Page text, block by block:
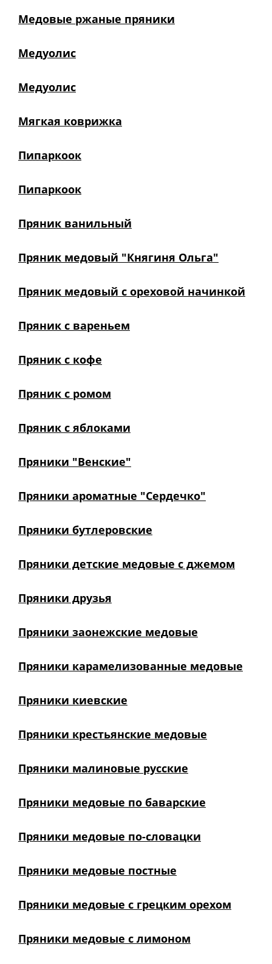
Медовые ржаные пряники
Медуолис
Медуолис
Мягкая коврижка
Пипаркоок
Пипаркоок
Пряник ванильный
Пряник медовый "Княгиня Ольга"
Пряник медовый с ореховой начинкой
Пряник с вареньем
Пряник с кофе
Пряник с ромом
Пряник с яблоками
Пряники "Венские"
Пряники ароматные "Сердечко"
Пряники бутлеровские
Пряники детские медовые с джемом
Пряники друзья
Пряники заонежские медовые
Пряники карамелизованные медовые
Пряники киевские
Пряники крестьянские медовые
Пряники малиновые русские
Пряники медовые по баварские
Пряники медовые по-словацки
Пряники медовые постные
Пряники медовые с грецким орехом
Пряники медовые с лимоном